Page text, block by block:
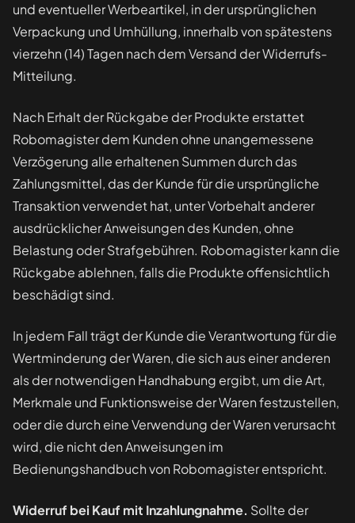
und eventueller Werbeartikel, in der ursprünglichen
Verpackung und Umhüllung, innerhalb von spätestens
vierzehn (14) Tagen nach dem Versand der Widerrufs-
Mitteilung.
Nach Erhalt der Rückgabe der Produkte erstattet
Robomagister dem Kunden ohne unangemessene
Verzögerung alle erhaltenen Summen durch das
Zahlungsmittel, das der Kunde für die ursprüngliche
Transaktion verwendet hat, unter Vorbehalt anderer
ausdrücklicher Anweisungen des Kunden, ohne
Belastung oder Strafgebühren. Robomagister kann die
Rückgabe ablehnen, falls die Produkte offensichtlich
beschädigt sind.
In jedem Fall trägt der Kunde die Verantwortung für die
Wertminderung der Waren, die sich aus einer anderen
als der notwendigen Handhabung ergibt, um die Art,
Merkmale und Funktionsweise der Waren festzustellen,
oder die durch eine Verwendung der Waren verursacht
wird, die nicht den Anweisungen im
Bedienungshandbuch von Robomagister entspricht.
Widerruf bei Kauf mit Inzahlungnahme. Sollte der